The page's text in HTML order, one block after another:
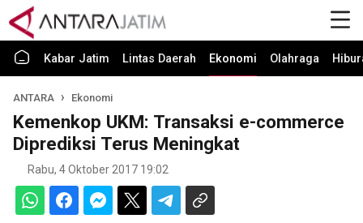
Kabar Jatim Lintas Daerah Ekonomi Olahraga
ANTARA Ekonomi
Kemenkop UKM: Transaksi e-commerce
Diprediksi Terus Meningkat
Rabu, 4 Oktober 2017 19:02